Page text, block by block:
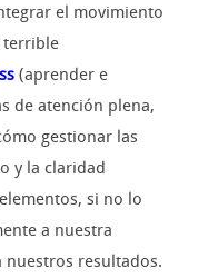
el movimiento
terrible
(aprender e
de atención plena,
gestionar las
y la claridad
si no lo
a nuestra
nuestros resultados.